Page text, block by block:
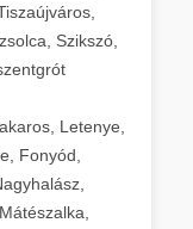
Szikszó,
Letenye,
Fonyód,